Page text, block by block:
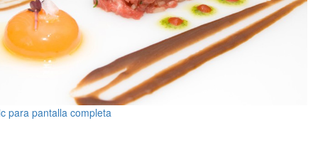
para pantalla completa